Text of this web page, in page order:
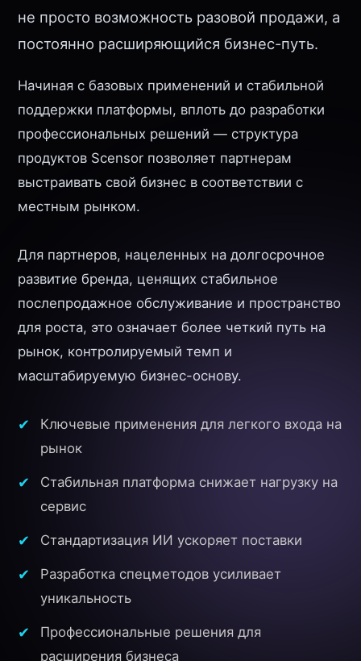
не просто возможность разовой продажи, а
постоянно расширяющийся бизнес-путь.
Начиная с базовых применений и стабильной
поддержки платформы, вплоть до разработки
профессиональных решений — структура
продуктов Scensor позволяет партнерам
выстраивать свой бизнес в соответствии с
местным рынком.
Для партнеров, нацеленных на долгосрочное
развитие бренда, ценящих стабильное
послепродажное обслуживание и пространство
для роста, это означает более четкий путь на
рынок, контролируемый темп и
масштабируемую бизнес-основу.
Ключевые применения для легкого входа на
рынок
Стабильная платформа снижает нагрузку на
сервис
Стандартизация ИИ ускоряет поставки
Разработка спецметодов усиливает
уникальность
Профессиональные решения для
расширения бизнеса